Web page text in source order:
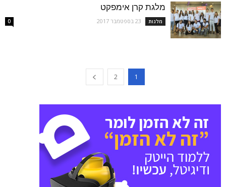
מלגת קרן אימפקט
מלגות 23 בספטמבר 2017 0
1
2